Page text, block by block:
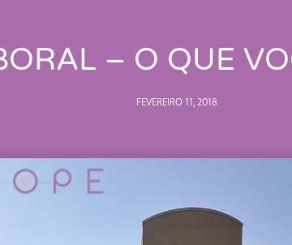
– O QUE
FEVEREIRO 11, 2018